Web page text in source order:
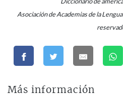
Asociación de Academias de la
Más información